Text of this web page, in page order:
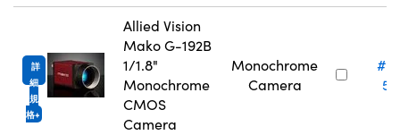
詳
細
規
格
Allied Vision
Mako G-192B
1/1.8"
Monochrome
CMOS
Camera
Monochrome
Camera